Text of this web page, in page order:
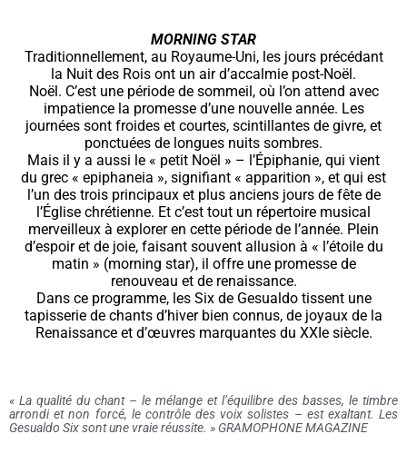
MORNING STAR
Traditionnellement, au Royaume-Uni, les jours précédant
la Nuit des Rois ont un air d’accalmie post-Noël.
Noël. C’est une période de sommeil, où l’on attend avec
impatience la promesse d’une nouvelle année. Les
journées sont froides et courtes, scintillantes de givre, et
ponctuées de longues nuits sombres.
Mais il y a aussi le « petit Noël » – l’Épiphanie, qui vient
du grec « epiphaneia », signifiant « apparition », et qui est
l’un des trois principaux et plus anciens jours de fête de
l’Église chrétienne. Et c’est tout un répertoire musical
merveilleux à explorer en cette période de l’année. Plein
d’espoir et de joie, faisant souvent allusion à « l’étoile du
matin » (morning star), il offre une promesse de
renouveau et de renaissance.
Dans ce programme, les Six de Gesualdo tissent une
tapisserie de chants d’hiver bien connus, de joyaux de la
Renaissance et d’œuvres marquantes du XXIe siècle.
« La qualité du chant – le mélange et l’équilibre des basses, le timbre
arrondi et non forcé, le contrôle des voix solistes – est exaltant. Les
Gesualdo Six sont une vraie réussite. » GRAMOPHONE MAGAZINE